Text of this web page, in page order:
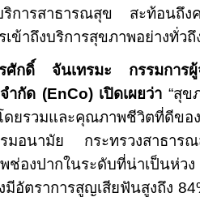
ริการสาธารณสุข สะท้อนถึ
ข้าถึงบริการสุขภาพอย่างทั่วถึ
ศักดิ์ จันเทรมะ กรรมการ
ำกัด (EnCo) เปิดเผยว่า “สุข
ดยรวมและคุณภาพชีวิตที่ดี
รมอนามัย กระทรวงสาธา
ช่องปากในระดับที่น่าเป็นห่ว
มีอัตราการสูญเสียฟันสูงถึง